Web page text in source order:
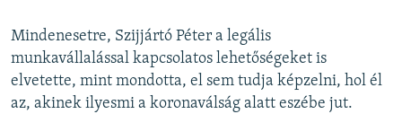
Mindenesetre, Szijjártó Péter a legális
munkavállalással kapcsolatos lehetőségeket is
elvetette, mint mondotta, el sem tudja képzelni, hol él
az, akinek ilyesmi a koronaválság alatt eszébe jut.